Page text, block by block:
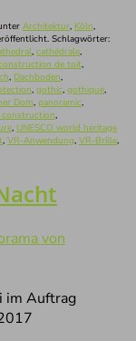
Architektur, Köln,
Schlagwörter:
, cathédrale,
de toit,
, Dachboden,
, gothic, gothique,
Dom, panoramic,
,
, UNESCO world heritage
, VR-Anwendung, VR-Brille,
im Auftrag